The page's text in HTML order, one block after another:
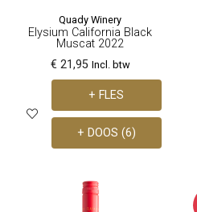
Quady Winery
Elysium California Black
Muscat 2022
€ 21,95 Incl. btw
+ FLES
+ DOOS (6)